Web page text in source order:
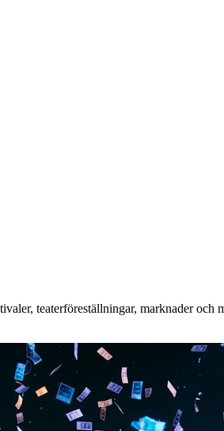
teaterföreställningar, marknader